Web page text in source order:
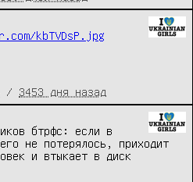
kbTVDsP.jpg
/ 3453 дня назад
бтрфс: если в
не потерялось, приходит
и втыкает в диск